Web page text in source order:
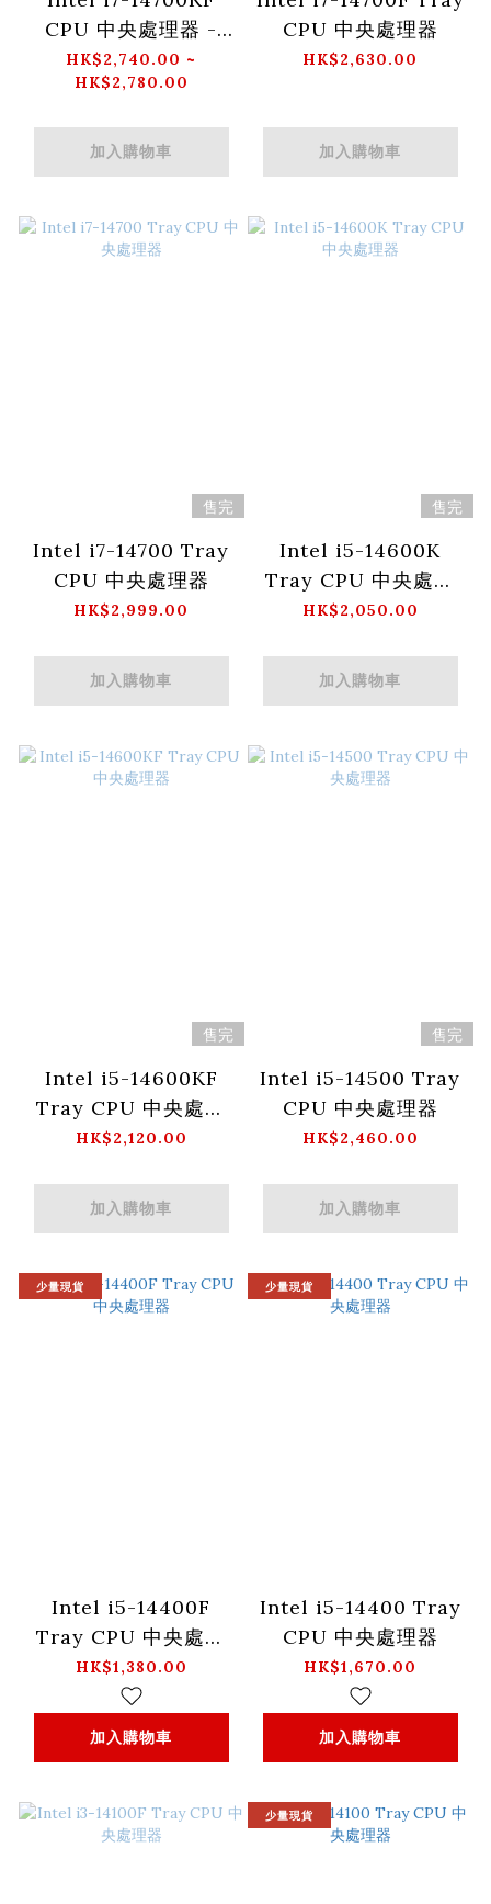
CPU 中央處理器 -
Tray/Box
HK$2,740.00 ~
HK$2,780.00
加入購物車
CPU 中央處理器
HK$2,630.00
加入購物車
售完
Intel i7-14700 Tray
CPU 中央處理器
HK$2,999.00
加入購物車
售完
Intel i5-14600K
Tray CPU 中央處理
器
HK$2,050.00
加入購物車
售完
Intel i5-14600KF
Tray CPU 中央處理
器
HK$2,120.00
加入購物車
售完
Intel i5-14500 Tray
CPU 中央處理器
HK$2,460.00
加入購物車
少量現貨
Intel i5-14400F
Tray CPU 中央處理
器
HK$1,380.00
加入購物車
少量現貨
Intel i5-14400 Tray
CPU 中央處理器
HK$1,670.00
加入購物車
少量現貨